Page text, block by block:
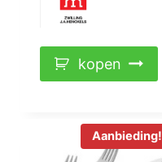
kopen
Aanbieding!